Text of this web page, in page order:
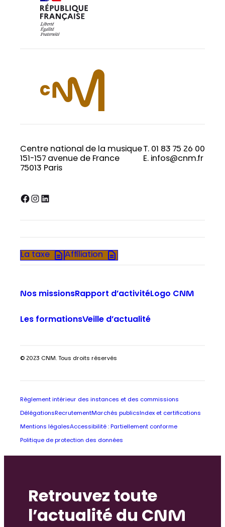
Centre national de la musique
151-157 avenue de France
75013 Paris
T. 01 83 75 26 00
E. infos@cnm.fr
Facebook InstagramLinkedIn
La taxe Affiliation
Nos missionsRapport d’activitéLogo CNM
Les formationsVeille d’actualité
© 2023 CNM. Tous droits réservés
Règlement intérieur des instances et des commissions
Délégations RecrutementMarchés publics Index et certifications
Mentions légalesAccessibilité : Partiellement conforme
Politique de protection des données
Retrouvez toute
l’actualité du CNM